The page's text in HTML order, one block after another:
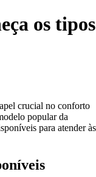
os tipos
crucial no conforto
popular da
para atender às